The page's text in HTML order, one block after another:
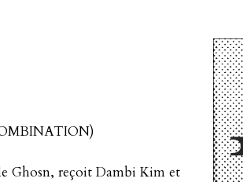
Ghosn, reçoit Dambi Kim et